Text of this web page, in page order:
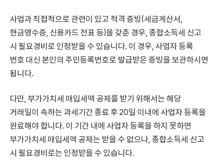
사업과 직접적으로 관련이 있고 적격 증빙(세금계산서,
현금영수증, 신용카드 전표 등)을 갖춘 경우, 종합소득세 신고
시 필요경비로 인정받을 수 있습니다. 이 경우, 사업자 등록
번호 대신 본인의 주민등록번호로 발급받은 증빙을 보관하시면
됩니다.
다만, 부가가치세 매입세액 공제를 받기 위해서는 해당
거래일이 속하는 과세기간 종료 후 20일 이내에 사업자 등록을
완료해야 합니다. 이 기간 내에 사업자 등록을 하지 못하면
부가가치세 매입세액 공제는 받을 수 없으나, 종합소득세 신고
시 필요경비로는 인정받을 수 있습니다.